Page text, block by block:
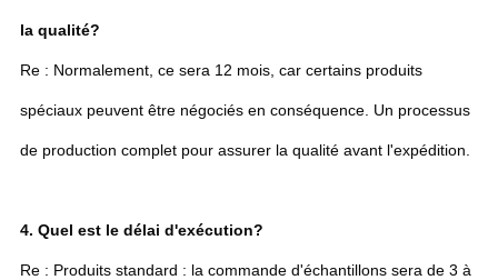
la qualité?
Re : Normalement, ce sera 12 mois, car certains produits
spéciaux peuvent être négociés en conséquence. Un processus
de production complet pour assurer la qualité avant l'expédition.
4. Quel est le délai d'exécution?
Re : Produits standard : la commande d'échantillons sera de 3 à